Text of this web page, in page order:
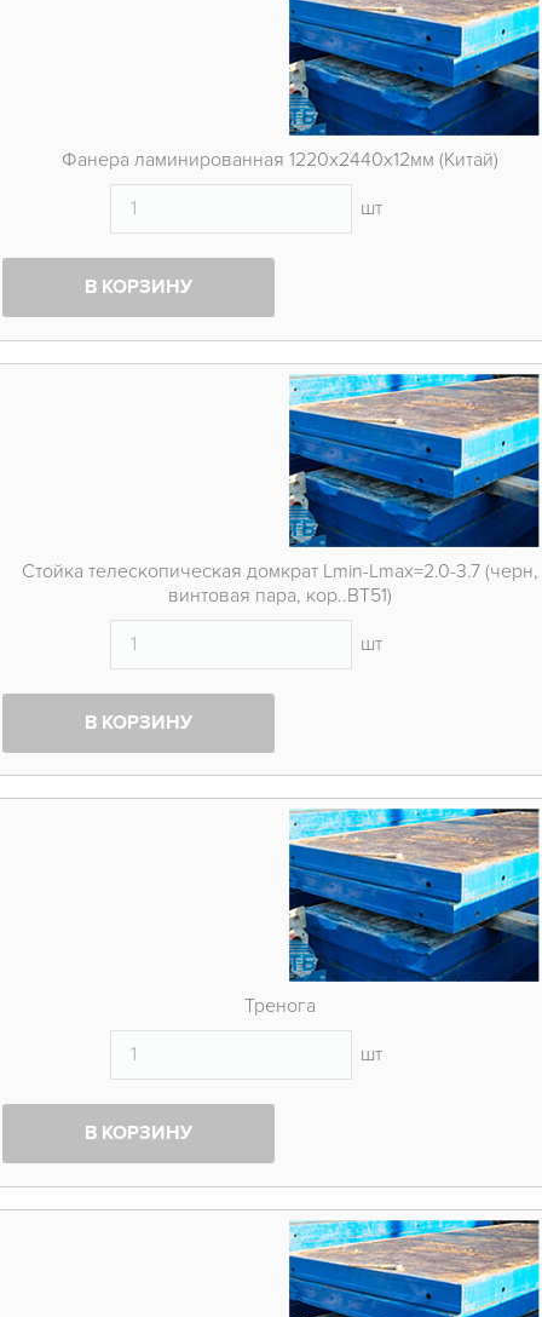
Фанера ламинированная 1220х2440х12мм (Китай)
шт
В КОРЗИНУ
Стойка телескопическая домкрат Lmin-Lmax=2.0-3.7 (черн,
винтовая пара, кор..ВТ51)
шт
В КОРЗИНУ
Тренога
шт
В КОРЗИНУ